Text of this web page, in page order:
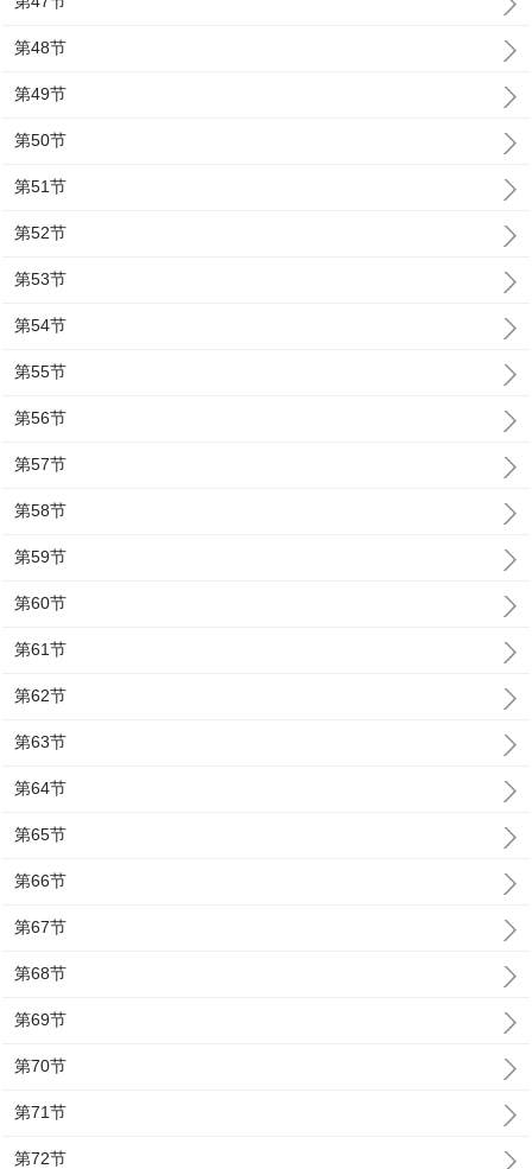
第48节
第49节
第50节
第51节
第52节
第53节
第54节
第55节
第56节
第57节
第58节
第59节
第60节
第61节
第62节
第63节
第64节
第65节
第66节
第67节
第68节
第69节
第70节
第71节
第72节